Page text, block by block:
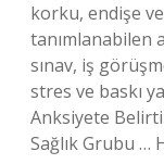
korku, endişe
tanımlanabilen
sınav, iş
stres ve baskı
Anksiyete
Sağlık Grubu …